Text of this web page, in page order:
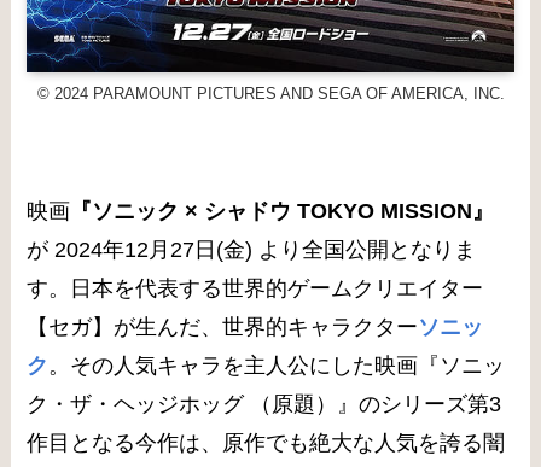
© 2024 PARAMOUNT PICTURES AND SEGA OF AMERICA, INC.
映画 『ソニック × シャドウ TOKYO MISSION』
が 2024年12月27日(金) より全国公開となりま
す。日本を代表する世界的ゲームクリエイター
【セガ】が生んだ、世界的キャラクターソニッ
ク 。その人気キャラを主人公にした映画『ソニッ
ク・ザ・ヘッジホッグ （原題）』のシリーズ第3
作目となる今作は、原作でも絶大な人気を誇る闇